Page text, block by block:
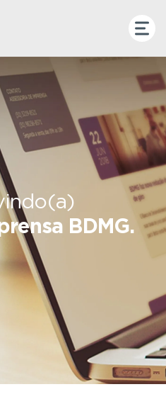
BDMG.